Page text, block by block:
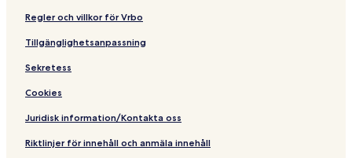
Regler och villkor för Vrbo
Tillgänglighetsanpassning
Sekretess
Cookies
Juridisk information/Kontakta oss
Riktlinjer för innehåll och anmäla innehåll